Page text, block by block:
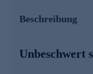
Wissenswertes
gesunde Ernährung,
Beschreibung
Unbeschwert